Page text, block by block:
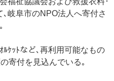
､岐阜市のNPO法人へ寄付さ
ｹｯﾄなど､再利用可能なもの
寄付を見込んでいる｡